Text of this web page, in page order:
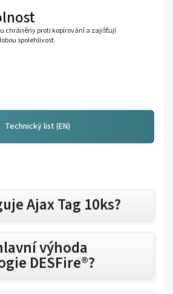
chráněny proti kopírování a zajišťují
spolehlivost.
Technický list (EN)
Ajax Tag 10ks?
výhoda
DESFire®?